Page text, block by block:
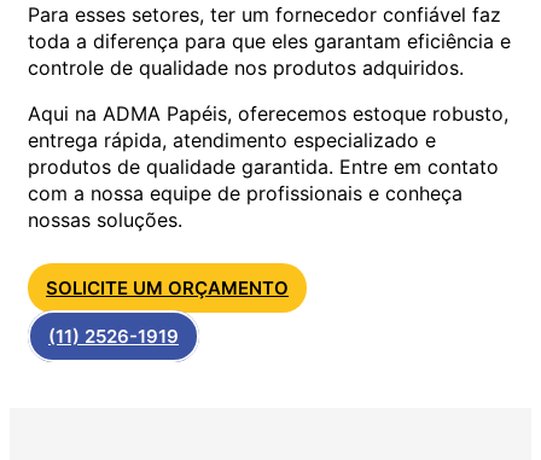
Para esses setores, ter um fornecedor confiável faz
toda a diferença para que eles garantam eficiência e
controle de qualidade nos produtos adquiridos.
Aqui na ADMA Papéis, oferecemos estoque robusto,
entrega rápida, atendimento especializado e
produtos de qualidade garantida. Entre em contato
com a nossa equipe de profissionais e conheça
nossas soluções.
SOLICITE UM ORÇAMENTO
(11) 2526-1919